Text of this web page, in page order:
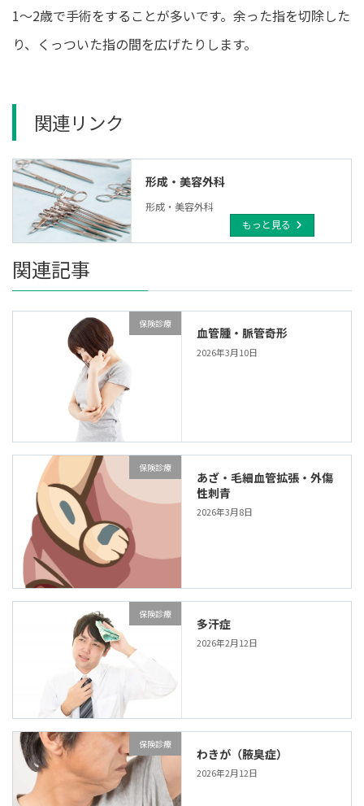
1～2歳で手術をすることが多いです。余った指を切除した
り、くっついた指の間を広げたりします。
関連リンク
形成・美容外科
形成・美容外科
もっと見る
関連記事
保険診療
血管腫・脈管奇形
2026年3月10日
保険診療
あざ‧毛細血管拡張‧外傷
性刺青
2026年3月8日
保険診療
多汗症
2026年2月12日
保険診療
わきが（腋臭症）
2026年2月12日